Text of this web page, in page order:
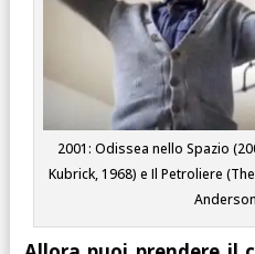
2001: Odissea nello Spazio
Kubrick, 1968) e Il Petroliere